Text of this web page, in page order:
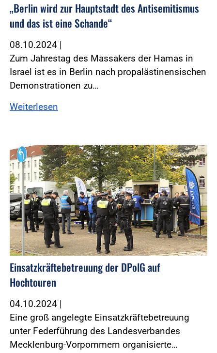
„Berlin wird zur Hauptstadt des Antisemitismus
und das ist eine Schande“
08.10.2024 |
Zum Jahrestag des Massakers der Hamas in
Israel ist es in Berlin nach propalästinensischen
Demonstrationen zu…
Weiterlesen
Foto:Foto: DPolG
Einsatzkräftebetreuung der DPolG auf
Hochtouren
04.10.2024 |
Eine groß angelegte Einsatzkräftebetreuung
unter Federführung des Landesverbandes
Mecklenburg-Vorpommern organisierte…